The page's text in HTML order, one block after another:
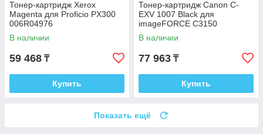
Тонер-картридж Xerox
Magenta для Proficio PX300
006R04976
В наличии
59 468 ₸
Купить
Тонер-картридж Canon C-
EXV 1007 Black для
imageFORCE C3150
6729C002
В наличии
77 963 ₸
Купить
Показать ещё